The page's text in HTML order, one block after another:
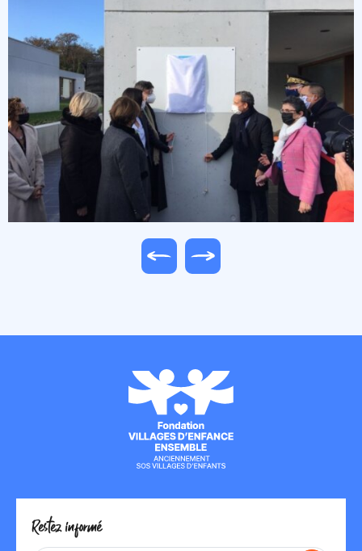
Image précédente
Image suivante
Restez informé